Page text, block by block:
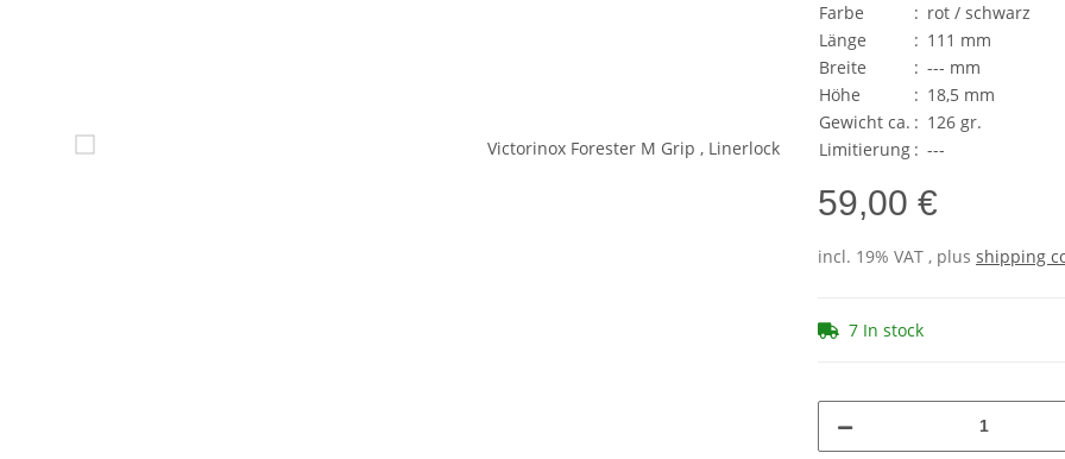
Farbe
: rot / schwarz
Länge
: 111 mm
Breite
: --- mm
Höhe
: 18,5 mm
Gewicht ca. : 126 gr.
Limitierung : ---
59,00 €
incl. 19% VAT , plus shipping
7 In stock